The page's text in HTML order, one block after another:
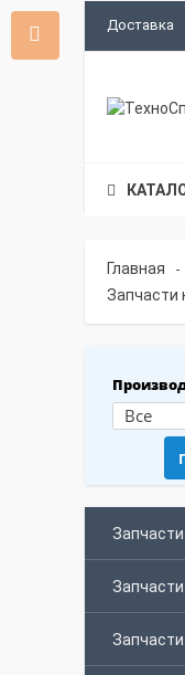
Доставка
Главная -
Запчасти
Все
Запчасти
Запчасти
Запчасти